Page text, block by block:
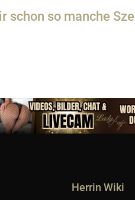
schon so manche
Herrin Wiki